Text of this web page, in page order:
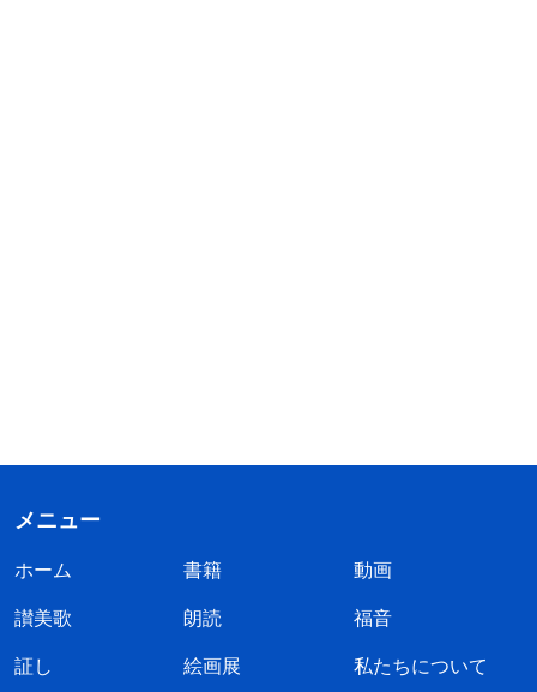
メニュー
ホーム 書籍
動画
讃美歌
朗読
福音
証し
絵画展 私たちについて